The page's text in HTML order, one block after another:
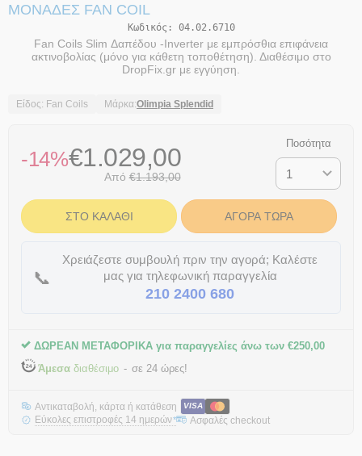
ΜΟΝΆΔΕΣ FAN COIL
Κωδικός: 04.02.6710
Fan Coils Slim Δαπέδου -Inverter με εμπρόσθια επιφάνεια
ακτινοβολίας (μόνο για κάθετη τοποθέτηση). Διαθέσιμο στο
DropFix.gr με εγγύηση.
Είδος: Fan Coils Μάρκα:Olimpia Splendid
-14%€1.029,00
Από €1.193,00
Ποσότητα
ΣΤΟ ΚΑΛΆΘΙ ΑΓΟΡΆ ΤΏΡΑ
📞
Χρειάζεστε συμβουλή πριν την αγορά; Καλέστε
μας για τηλεφωνική παραγγελία
210 2400 680
ΔΩΡΕΑΝ ΜΕΤΑΦΟΡΙΚΑ για παραγγελίες άνω των €250,00
Άμεσα διαθέσιμο σε 24 ώρες!
Αντικαταβολή, κάρτα ή κατάθεση VISA
Εύκολες επιστροφές 14 ημερών* Ασφαλές checkout